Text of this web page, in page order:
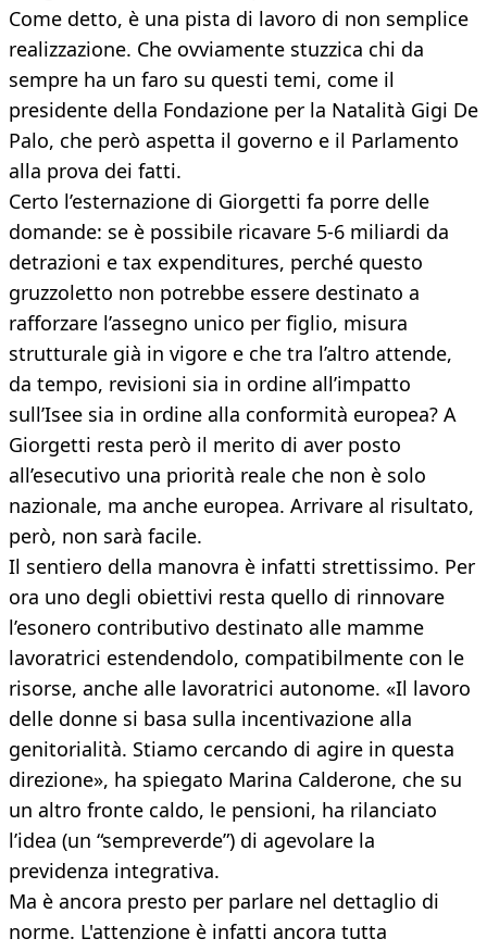
Come detto, è una pista di lavoro di non semplice
realizzazione. Che ovviamente stuzzica chi da
sempre ha un faro su questi temi, come il
presidente della Fondazione per la Natalità Gigi De
Palo, che però aspetta il governo e il Parlamento
alla prova dei fatti.
Certo l’esternazione di Giorgetti fa porre delle
domande: se è possibile ricavare 5-6 miliardi da
detrazioni e tax expenditures, perché questo
gruzzoletto non potrebbe essere destinato a
rafforzare l’assegno unico per figlio, misura
strutturale già in vigore e che tra l’altro attende,
da tempo, revisioni sia in ordine all’impatto
sull’Isee sia in ordine alla conformità europea? A
Giorgetti resta però il merito di aver posto
all’esecutivo una priorità reale che non è solo
nazionale, ma anche europea. Arrivare al risultato,
però, non sarà facile.
Il sentiero della manovra è infatti strettissimo. Per
ora uno degli obiettivi resta quello di rinnovare
l’esonero contributivo destinato alle mamme
lavoratrici estendendolo, compatibilmente con le
risorse, anche alle lavoratrici autonome. «Il lavoro
delle donne si basa sulla incentivazione alla
genitorialità. Stiamo cercando di agire in questa
direzione», ha spiegato Marina Calderone, che su
un altro fronte caldo, le pensioni, ha rilanciato
l’idea (un “sempreverde”) di agevolare la
previdenza integrativa.
Ma è ancora presto per parlare nel dettaglio di
norme. L'attenzione è infatti ancora tutta